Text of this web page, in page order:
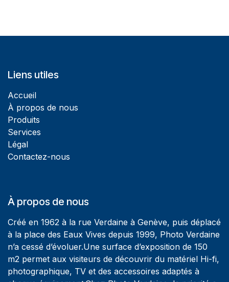
Liens utiles
Accueil
À propos de nous
Produits
Services
Légal
Contactez-nous
À propos de nous
Créé en 1962 à la rue Verdaine à Genève, puis déplacé
à la place des Eaux Vives depuis 1999, Photo Verdaine
n’a cessé d’évoluer.Une surface d’exposition de 150
m2 permet aux visiteurs de découvrir du matériel Hi-fi,
photographique, TV et des accessoires adaptés à